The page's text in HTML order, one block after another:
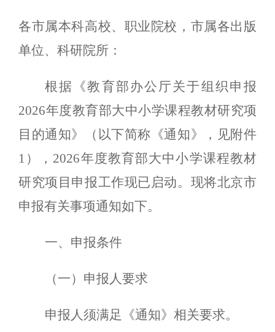
各市属本科高校、职业院校，市属各出版
单位、科研院所：
根据《教育部办公厅关于组织申报
2026年度教育部大中小学课程教材研究项
目的通知》（以下简称《通知》
，见附件
1）
， 2026年度教育部大中小学课程教材
研究项目申报工作现已启动。现将北京市
申报有关事项通知如下。
一、申报条件
（一）申报人要求
申报人须满足《通知》相关要求。